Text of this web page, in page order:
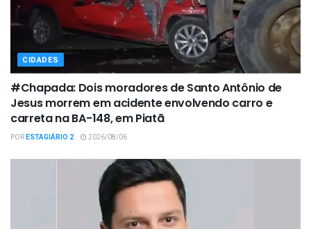
CIDADES
#Chapada: Dois moradores de Santo Antônio de
Jesus morrem em acidente envolvendo carro e
carreta na BA-148, em Piatã
PORESTAGIÁRIO 2 2026/08/06